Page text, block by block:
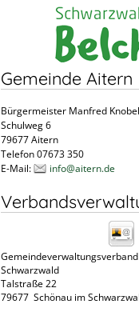
Gemeinde Aitern
Bürgermeister Manfred Knobel
Schulweg 6
79677 Aitern
Telefon 07673 350
E-Mail:
info@aitern.de
Schwarzwald
Talstraße 22
79677 Schönau im